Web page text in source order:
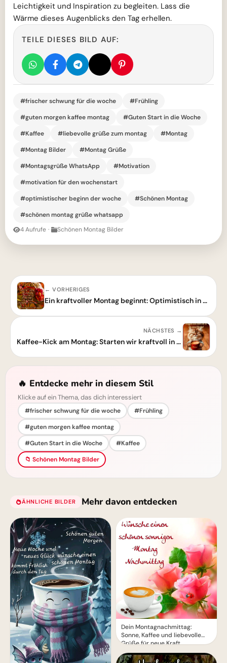
Leichtigkeit und Inspiration zu begleiten. Lass die
Wärme dieses Augenblicks den Tag erhellen.
TEILE DIESES BILD AUF:
#frischer schwung für die woche
#Frühling
#guten morgen kaffee montag
#Guten Start in die Woche
#Kaffee
#liebevolle grüße zum montag
#Montag
#Montag Bilder
#Montag Grüße
#Montagsgrüße WhatsApp
#Motivation
#motivation für den wochenstart
#optimistischer beginn der woche
#Schönen Montag
#schönen montag grüße whatsapp
4 Aufrufe · Schönen Montag Bilder
← VORHERIGES
Ein kraftvoller Montag beginnt: Optimistisch in die Arbeitswoche!
NÄCHSTES →
Kaffee-Kick am Montag: Starten wir kraftvoll in die neue Woche!
🔥 Entdecke mehr in diesem Stil
Klicke auf ein Thema, das dich interessiert
#frischer schwung für die woche
#Frühling
#guten morgen kaffee montag
#Guten Start in die Woche
#Kaffee
📁 Schönen Montag Bilder
ÄHNLICHE BILDER Mehr davon entdecken
Dein Montagnachmittag:
Sonne, Kaffee und liebevolle
Grüße für neue Kraft